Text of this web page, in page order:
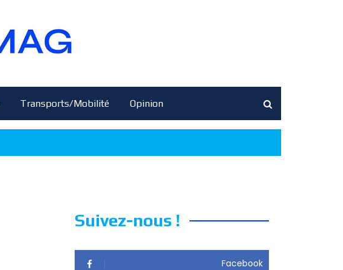
Transports/Mobilité Opinion
Suivez-nous !
Facebook